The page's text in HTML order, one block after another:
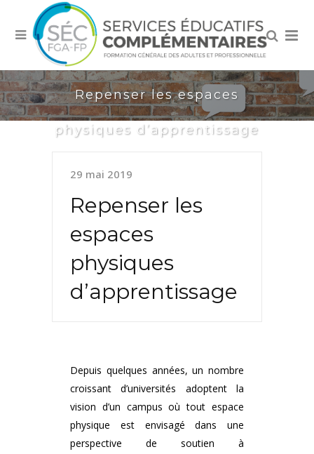
Repenser les espaces
physiques d’apprentissage
29 mai 2019
Repenser les
espaces
physiques
d’apprentissage
Depuis quelques années, un nombre
croissant d’universités adoptent la
vision d’un campus où tout espace
physique est envisagé dans une
perspective de soutien à